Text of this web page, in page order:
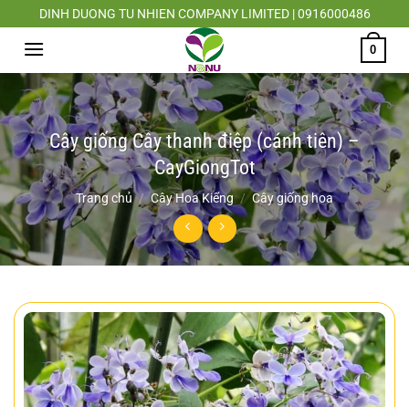
Chuyển
đến
dung
DINH DUONG TU NHIEN COMPANY LIMITED | 0916000486
0
Cây giống Cây thanh điệp (cánh tiên) –
CayGiongTot
Trang chủ / Cây Hoa Kiểng / Cây giống hoa